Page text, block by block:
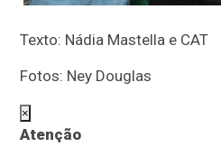
Texto: Nádia Mastella e CAT
Fotos: Ney Douglas
×
Atenção